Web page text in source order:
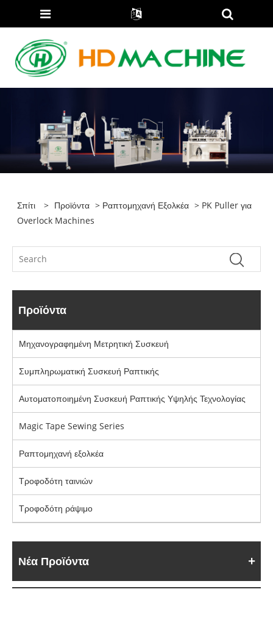
Σπίτι > Προϊόντα > Ραπτομηχανή Εξολκέα > PK Puller για
Overlock Machines
Προϊόντα
Μηχανογραφημένη Μετρητική Συσκευή
Συμπληρωματική Συσκευή Ραπτικής
Αυτοματοποιημένη Συσκευή Ραπτικής Υψηλής Τεχνολογίας
Magic Tape Sewing Series
Ραπτομηχανή εξολκέα
Τροφοδότη ταινιών
Τροφοδότη ράψιμο
Νέα Προϊόντα